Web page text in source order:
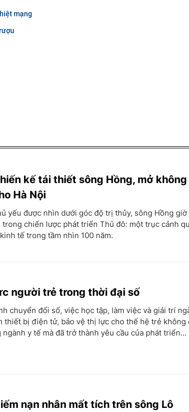
mạng
kế tái thiết sông Hồng, mở
Hà Nội
yếu được nhìn dưới góc độ trị thủy, sông Hồng giờ
chiến lược phát triển Thủ đô: một trục cảnh
tế trong tầm nhìn 100 năm.
người trẻ trong thời đại số
chuyển đổi số, việc học tập, làm việc và giải trí
thiết bị điện tử, bảo vệ thị lực cho thế hệ trẻ không
y tế mà đã trở thành yêu cầu của phát triển...
nạn nhân mất tích trên sông Lô